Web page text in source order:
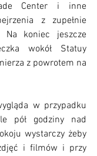
Center i inne
z zupełnie
Na koniec jeszcze
wokół Statuy
z powrotem na
w przypadku
pół godziny nad
wystarczy żeby
i filmów i przy